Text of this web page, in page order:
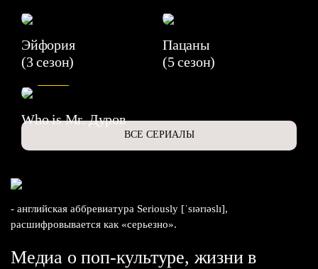
Эйфория
(3 сезон)
Пацаны
(5 сезон)
Who is Mr. Дуров
ВСЕ СЕРИАЛЫ
- английская аббревиатура Seriously [ˈsɪərɪəslɪ],
расшифровывается как «серьезно».
Медиа о поп-культуре, жизни в